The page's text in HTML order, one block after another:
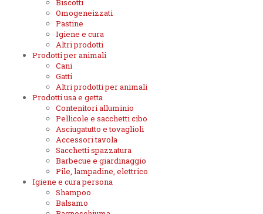
Biscotti
Omogeneizzati
Pastine
Igiene e cura
Altri prodotti
Prodotti per animali
Cani
Gatti
Altri prodotti per animali
Prodotti usa e getta
Contenitori alluminio
Pellicole e sacchetti cibo
Asciugatutto e tovaglioli
Accessori tavola
Sacchetti spazzatura
Barbecue e giardinaggio
Pile, lampadine, elettrico
Igiene e cura persona
Shampoo
Balsamo